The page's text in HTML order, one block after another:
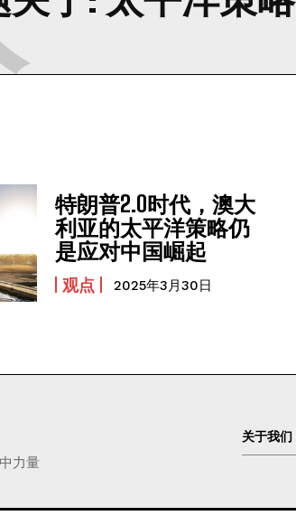
特朗普2.0时代，澳大
利亚的太平洋策略仍
是应对中国崛起
观点 2025年3月30日
力量
关于我们